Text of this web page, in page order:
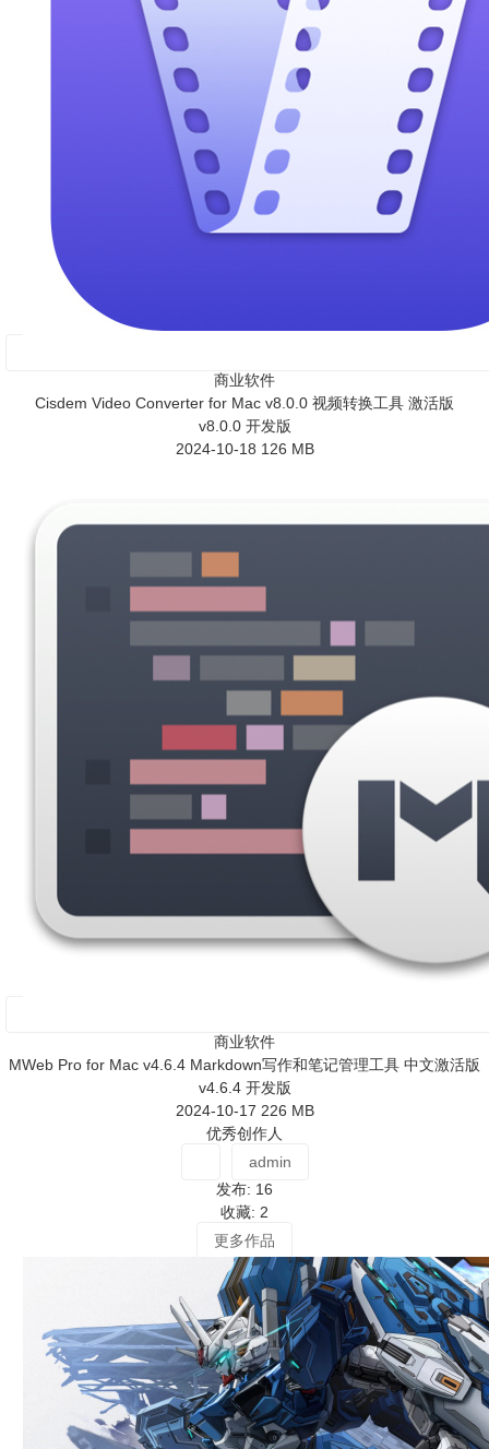
商业软件
Cisdem Video Converter for Mac v8.0.0 视频转换工具 激活版
v8.0.0 开发版
2024-10-18 126 MB
商业软件
MWeb Pro for Mac v4.6.4 Markdown写作和笔记管理工具 中文激活版
v4.6.4 开发版
2024-10-17 226 MB
优秀创作人
admin
发布: 16
收藏: 2
更多作品